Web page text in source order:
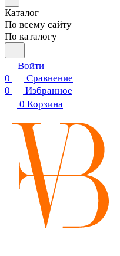
Каталог
По всему сайту
По каталогу
Войти
0
Сравнение
0
Избранное
0 Корзина